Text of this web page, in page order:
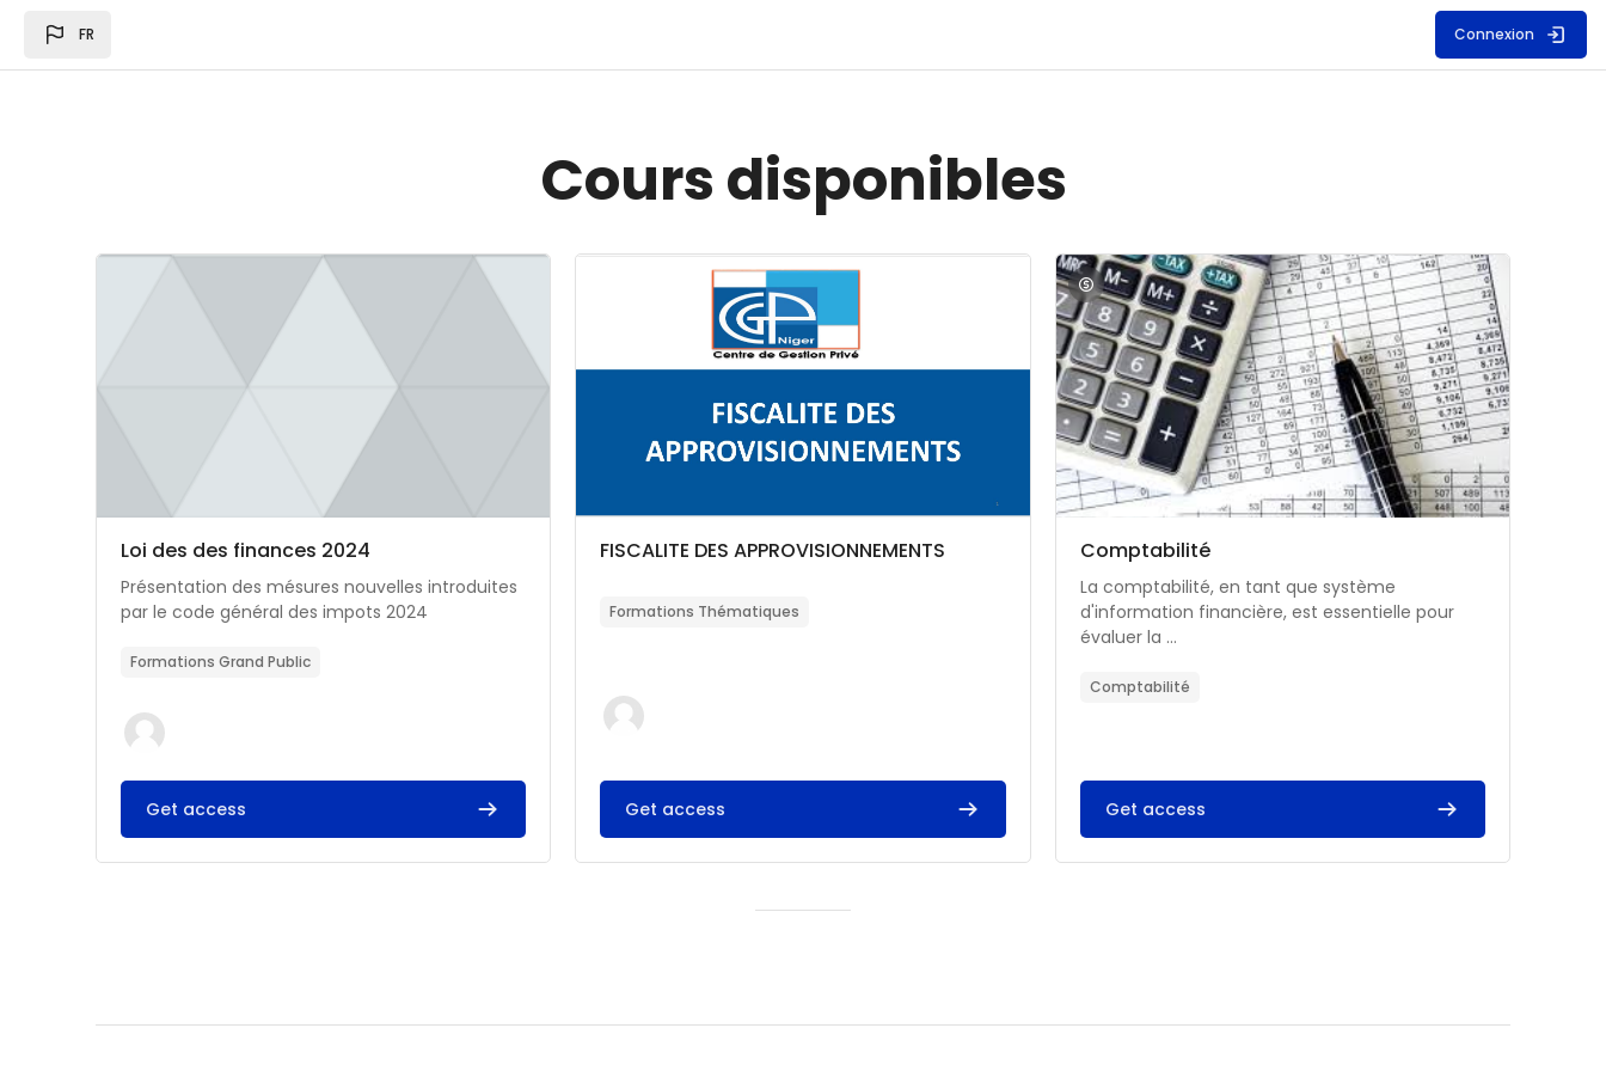
FR Connexion
Cours disponibles
Image du cours Loi des des finances 2024
Catégorie de cours
Nom du cours
Loi des des finances 2024
Résumé du cours :
Présentation des mésures nouvelles introduites
par le code général des impots 2024
Formations Grand Public
Get access
Image du cours FISCALITE DES APPROVISIONNEMENTS
Catégorie de cours
Nom du cours
FISCALITE DES APPROVISIONNEMENTS
Formations Thématiques
Get access
Image du cours Comptabilité
Catégorie de cours
Nom du cours
Comptabilité
Résumé du cours :
La comptabilité, en tant que système
d'information financière, est essentielle pour
évaluer la ...
Comptabilité
Get access